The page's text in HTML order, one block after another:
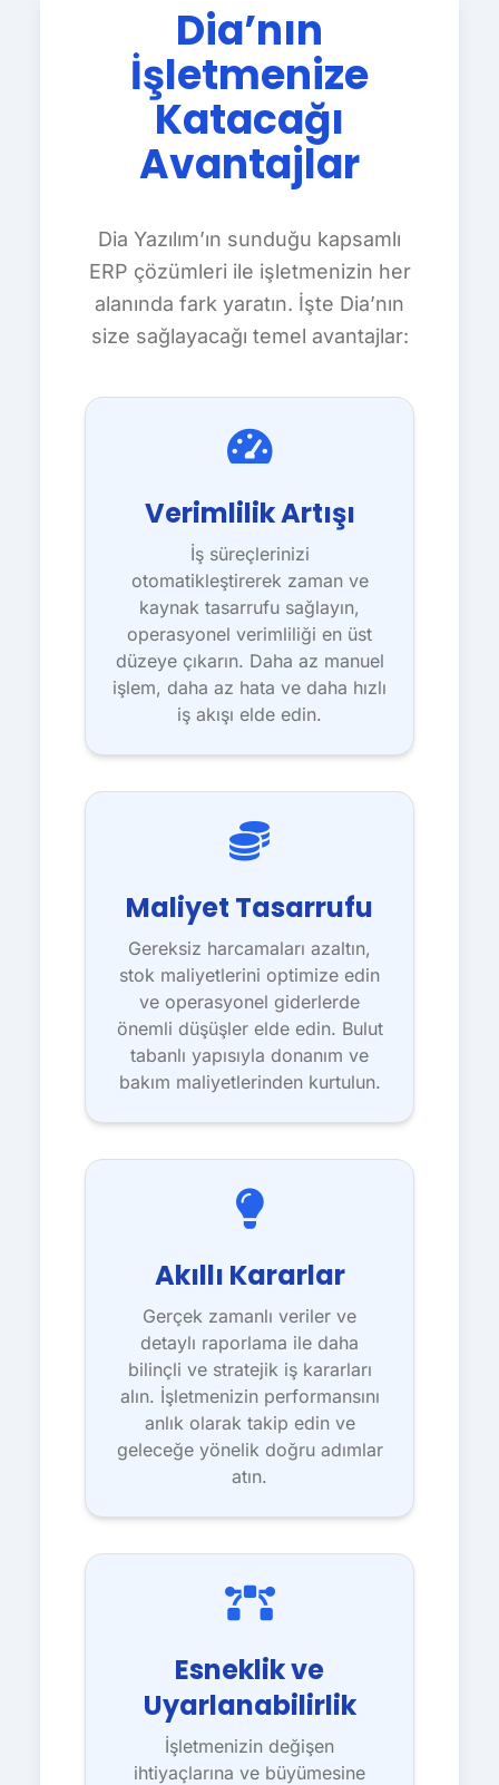
Dia’nın
İşletmenize
Katacağı
Avantajlar
Dia Yazılım’ın sunduğu kapsamlı
ERP çözümleri ile işletmenizin her
alanında fark yaratın. İşte Dia’nın
size sağlayacağı temel avantajlar:
Verimlilik Artışı
İş süreçlerinizi
otomatikleştirerek zaman ve
kaynak tasarrufu sağlayın,
operasyonel verimliliği en üst
düzeye çıkarın. Daha az manuel
işlem, daha az hata ve daha hızlı
iş akışı elde edin.
Maliyet Tasarrufu
Gereksiz harcamaları azaltın,
stok maliyetlerini optimize edin
ve operasyonel giderlerde
önemli düşüşler elde edin. Bulut
tabanlı yapısıyla donanım ve
bakım maliyetlerinden kurtulun.
Akıllı Kararlar
Gerçek zamanlı veriler ve
detaylı raporlama ile daha
bilinçli ve stratejik iş kararları
alın. İşletmenizin performansını
anlık olarak takip edin ve
geleceğe yönelik doğru adımlar
atın.
Esneklik ve
Uyarlanabilirlik
İşletmenizin değişen
ihtiyaçlarına ve büyümesine